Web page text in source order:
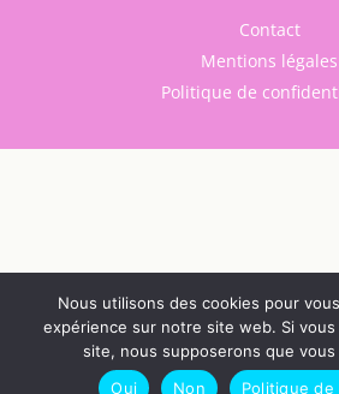
Contact
Mentions légales
Politique de
Nous utilisons des cookies pour
expérience sur notre site web. Si
site, nous supposerons que
Oui
Non Politique